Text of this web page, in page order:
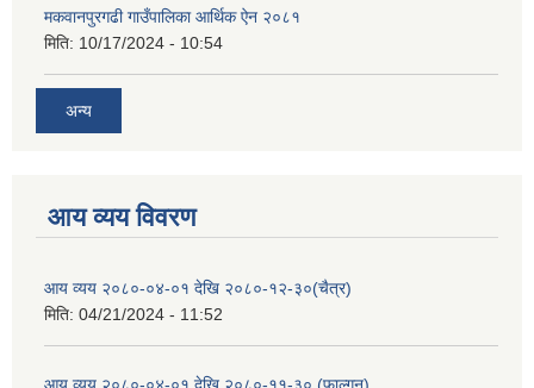
मकवानपुरगढी गाउँपालिका आर्थिक ‌‌‌ऐन २०८१
मिति: 10/17/2024 - 10:54
अन्य
आय व्यय विवरण
आय व्यय २०८०-०४-०१ देखि २०८०-१२-३०(चैत्र)
मिति: 04/21/2024 - 11:52
आय व्यय २०८०-०४-०१ देखि २०८०-११-३० (फाल्गुन)